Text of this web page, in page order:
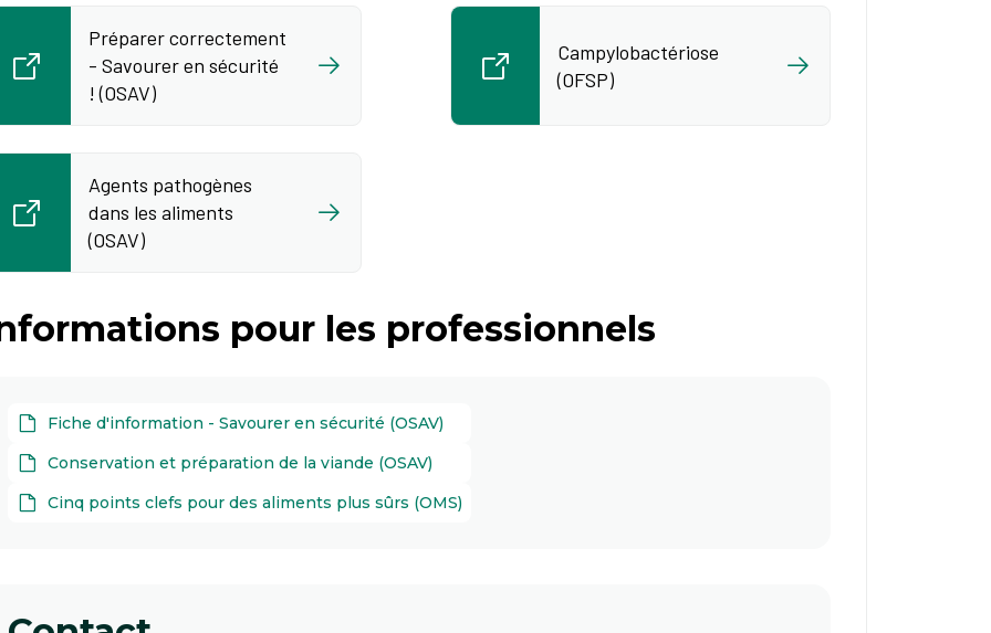
Préparer correctement
- Savourer en sécurité
! (OSAV)
Campylobactériose
(OFSP)
Agents pathogènes
dans les aliments
(OSAV)
pour les professionnels
Fiche d'information - Savourer en sécurité (OSAV)
Conservation et préparation de la viande (OSAV)
Cinq points clefs pour des aliments plus sûrs (OMS)